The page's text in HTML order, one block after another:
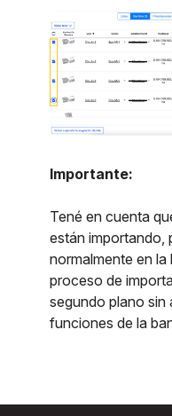
Importante:
Tené en cuenta
están importando,
normalmente en
proceso de
segundo plano sin
funciones de la